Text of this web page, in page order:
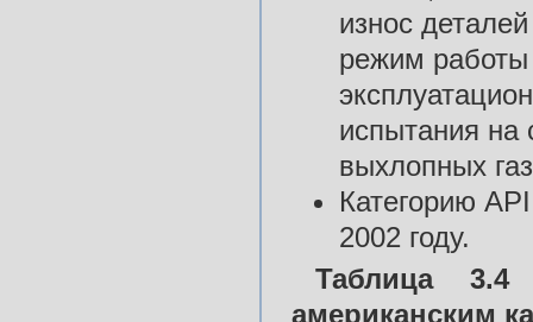
износ
режим
испытания на
выхлопных
Категорию
2002 году.
Таблица
американским